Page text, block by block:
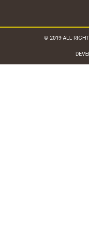
© 2019 ALL